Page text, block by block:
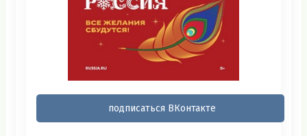
подписаться ВКонтакте